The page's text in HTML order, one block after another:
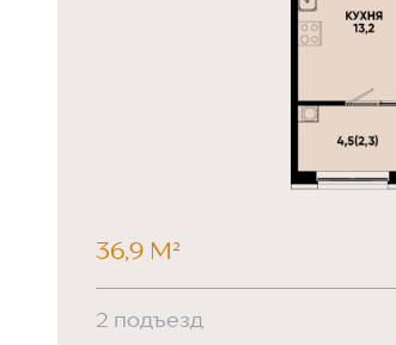
36,9 М²
2 подъезд